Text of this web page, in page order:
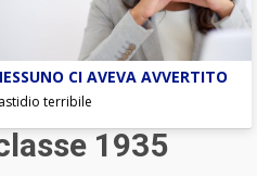
giornalismo e politica: un
(foto Ansa) – Blitz
1935
CI AVEVA AVVERTITO
terribile